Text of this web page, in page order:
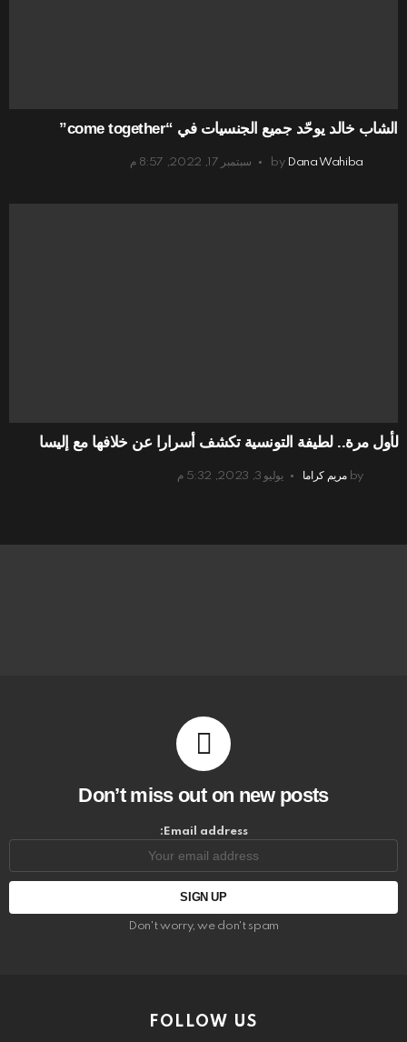
الشاب خالد يوحّد جميع الجنسيات في “come together”
by Dana Wahiba سبتمبر 17, 2022, 8:57 م
لأول مرة.. لطيفة التونسية تكشف أسرارا عن خلافها مع إليسا
by مريم كراما يوليو 3, 2023, 5:32 م
Don’t miss out on new posts
Email address:
Don't worry, we don't spam
FOLLOW US